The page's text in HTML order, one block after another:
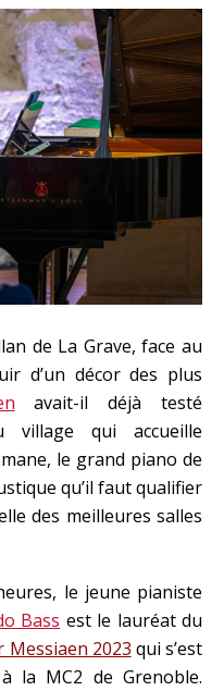
de La Grave, face au
d’un décor des plus
avait-il déjà testé
village qui accueille
le grand piano de
qu’il faut qualifier
des meilleures salles
le jeune pianiste
Bass est le lauréat du
2023 qui s’est
la MC2 de Grenoble.